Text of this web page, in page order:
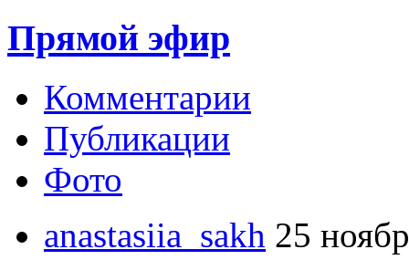
Прямой эфир
Комментарии
Публикации
Фото
anastasiia_sakh 25